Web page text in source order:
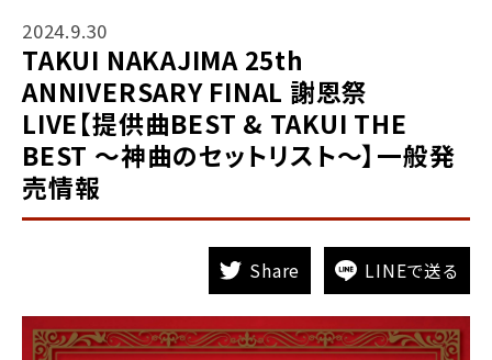
2024.9.30
TAKUI NAKAJIMA 25th
ANNIVERSARY FINAL 謝恩祭
LIVE【提供曲BEST & TAKUI THE
BEST 〜神曲のセットリスト〜】一般発
売情報
Share LINEで送る